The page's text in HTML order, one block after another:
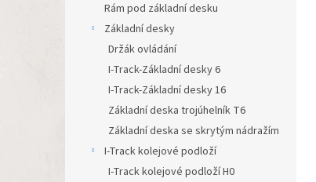
Rám pod základní desku
Základní desky
Držák ovládání
I-Track-Základní desky 6
I-Track-Základní desky 16
Základní deska trojúhelník T6
Základní deska se skrytým nádražím
I-Track kolejové podloží
I-Track kolejové podloží H0